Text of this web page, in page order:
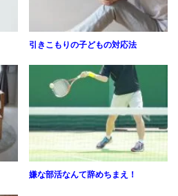
引きこもりの子どもの対応法
嫌な部活なんて辞めちまえ！